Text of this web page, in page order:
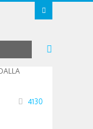
4130